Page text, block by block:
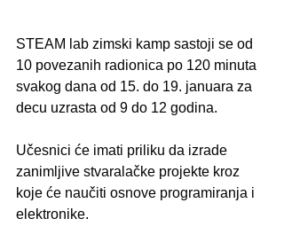
STEAM lab zimski kamp sastoji se od
10 povezanih radionica po 120 minuta
svakog dana od 15. do 19. januara za
decu uzrasta od 9 do 12 godina.
Učesnici će imati priliku da izrade
zanimljive stvaralačke projekte kroz
koje će naučiti osnove programiranja i
elektronike.